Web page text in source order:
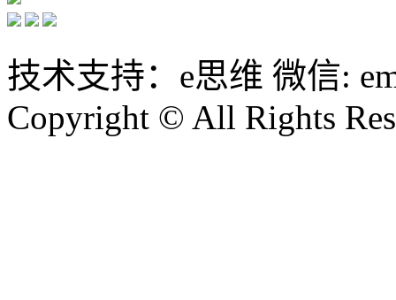
技术支持：e思维 微信:
Copyright © All Rights